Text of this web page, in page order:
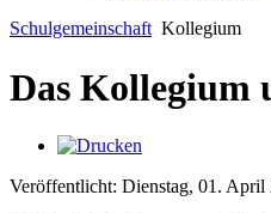
Schulgemeinschaft Kollegium
Das Kollegium
Veröffentlicht: Dienstag, 01. April